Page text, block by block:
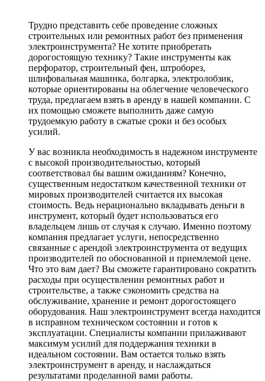
Трудно представить себе проведение сложных
строительных или ремонтных работ без применения
электроинструмента? Не хотите приобретать
дорогостоящую технику? Такие инструменты как
перфоратор, строительный фен, штроборез,
шлифовальная машинка, болгарка, электролобзик,
которые ориентированы на облегчение человеческого
труда, предлагаем взять в аренду в нашей компании. С
их помощью сможете выполнить даже самую
трудоемкую работу в сжатые сроки и без особых
усилий.
У вас возникла необходимость в надежном инструменте
с высокой производительностью, который
соответствовал бы вашим ожиданиям? Конечно,
существенным недостатком качественной техники от
мировых производителей считается их высокая
стоимость. Ведь нерационально вкладывать деньги в
инструмент, который будет использоваться его
владельцем лишь от случая к случаю. Именно поэтому
компания предлагает услуги, непосредственно
связанные с арендой электроинструмента от ведущих
производителей по обоснованной и приемлемой цене.
Что это вам дает? Вы сможете гарантировано сократить
расходы при осуществлении ремонтных работ и
строительстве, а также сэкономить средства на
обслуживание, хранение и ремонт дорогостоящего
оборудования. Наш электроинструмент всегда находится
в исправном техническом состоянии и готов к
эксплуатации. Специалисты компании прилаживают
максимум усилий для поддержания техники в
идеальном состоянии. Вам остается только взять
электроинструмент в аренду, и наслаждаться
результатами проделанной вами работы.